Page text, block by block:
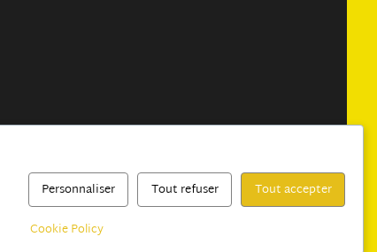
Mentions légales
Politique de
confidentialité
Personnaliser Tout refuser
Tout accepter
Cookie Policy